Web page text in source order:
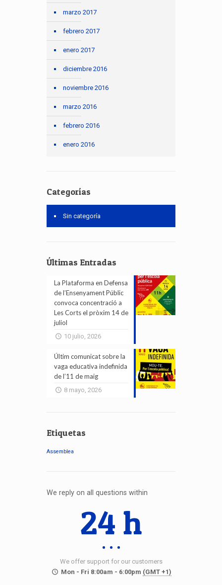
marzo 2017
febrero 2017
enero 2017
diciembre 2016
noviembre 2016
marzo 2016
febrero 2016
enero 2016
Categorías
Sin categoría
Últimas Entradas
La Plataforma en Defensa
de l’Ensenyament Públic
convoca concentració a
Les Corts el pròxim 14 de
juliol
10 julio, 2026
Últim comunicat sobre la
vaga educativa indefinida
de l’11 de maig
8 mayo, 2026
Etiquetas
Assemblea
We reply on all questions within
24 h
We offer support for our customers
Mon - Fri 8:00am - 6:00pm (GMT +1)